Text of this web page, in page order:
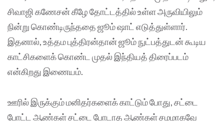
சிவாஜி கணேசன் கீழே தோட்டத்தில் உள்ள அருவியிலும்
நின்று கொண்டிருந்ததை ஜூம் ஷாட் எடுத்துள்ளார்.
இதனால், உத்தம புத்திரன்தான் ஜூம் நுட்பத்துடன் கூடிய
காட்சிகளைக் கொண்ட முதல் இந்தியத் திரைப்படம்
என்கிறது இணையம்.
ஊரில் இருக்கும் மனிதர்களைக் காட்டும் போது, சட்டை
போட்ட ஆண்கள் சட்டை போடாத ஆண்கள் சமமாகவே